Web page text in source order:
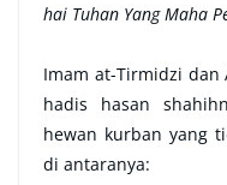
hai Tuhan Yang Maha
Imam at-Tirmidzi dan
hadis hasan
hewan kurban yang
di antaranya: